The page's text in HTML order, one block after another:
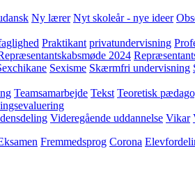
Ny lærer Nyt skoleår - nye ideer
Praktikant privatundervisning
2024
Sexisme Skærmfri undervisning
Teamsamarbejde Tekst Teoretisk
Videregående uddannelse Vikar
Fremmedsprog Corona